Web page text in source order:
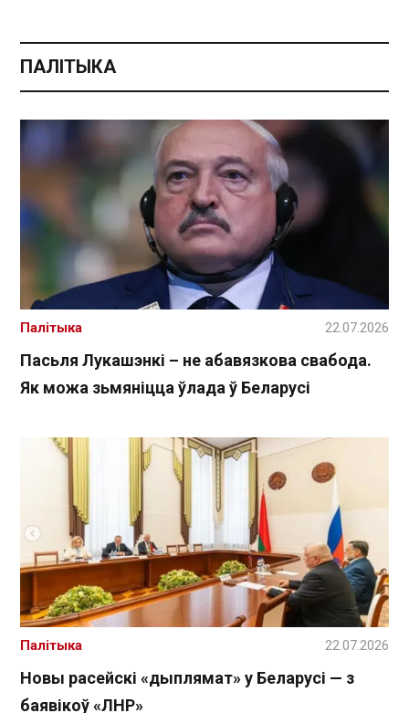
ПАЛІТЫКА
Пасьля Лукашэнкі – не абавязкова свабода.
Як можа зьмяніцца ўлада ў Беларусі
Палітыка 22.07.2026
Новы расейскі «дыплямат» у Беларусі — з
баявікоў «ЛНР»
Палітыка 22.07.2026